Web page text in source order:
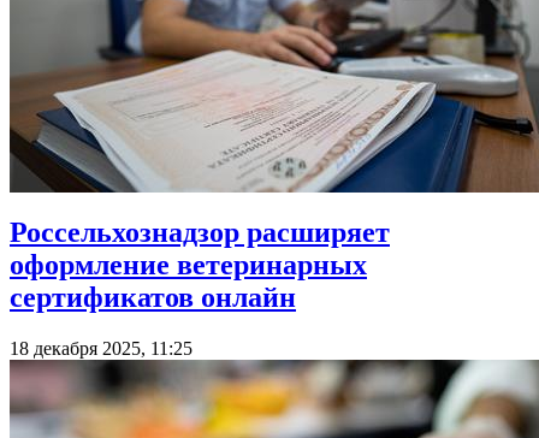
Россельхознадзор расширяет
оформление ветеринарных
сертификатов онлайн
18 декабря 2025, 11:25